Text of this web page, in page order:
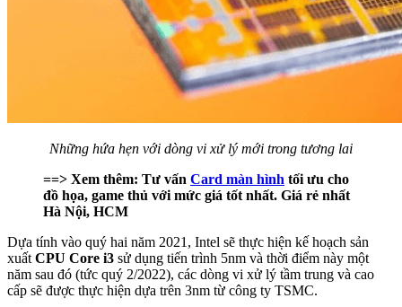
Những hứa hẹn với dòng vi xử lý mới trong tương lai
==> Xem thêm: Tư vấn Card màn hình tối ưu cho
đồ họa, game thủ với mức giá tốt nhất. Giá rẻ nhất
Hà Nội, HCM
Dựa tính vào quý hai năm 2021, Intel sẽ thực hiện kế hoạch sản
xuất CPU Core i3 sử dụng tiến trình 5nm và thời điểm này một
năm sau đó (tức quý 2/2022), các dòng vi xử lý tầm trung và cao
cấp sẽ được thực hiện dựa trên 3nm từ công ty TSMC.